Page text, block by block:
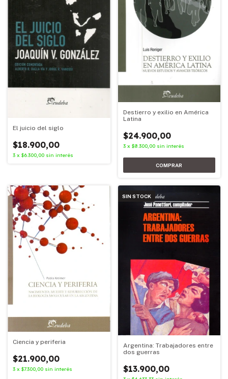
El juicio del siglo
$18.900,00
3 x $6.300,00 sin interés
Destierro y exilio en América
Latina
$24.900,00
3 x $8.300,00 sin interés
Ciencia y periferia
$21.900,00
3 x $7.300,00 sin interés
SIN STOCK
Argentina: Trabajadores entre
dos guerras
$13.900,00